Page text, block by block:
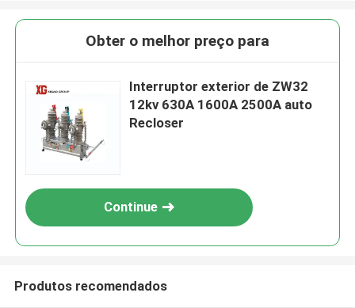
Obter o melhor preço para
Interruptor exterior de ZW32
12kv 630A 1600A 2500A auto
Recloser
Continue
Produtos recomendados